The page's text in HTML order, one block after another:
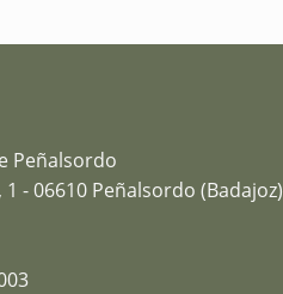
Peñalsordo
1 - 06610 Peñalsordo (Badajoz)